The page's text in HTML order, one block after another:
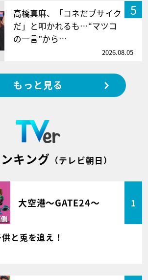
5
高橋真麻、「コネだブサイク
だ」と叩かれるも…“マツコ
の一言”から…
2026.08.05
もっと見る
キング （テレビ朝日）
大空港～GATE24～ 1
と兎を追え！